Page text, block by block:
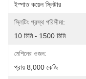
ইস্পাত কয়েল স্লিটার
স্লিটিং প্রস্থ পরিসীমা:
10 মিমি - 1500 মিমি
মেশিনের ওজন:
প্রায় 8,000 কেজি